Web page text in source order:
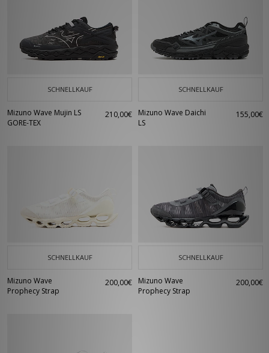
SCHNELLKAUF
Mizuno Wave Mujin LS
GORE-TEX
210,00€
SCHNELLKAUF
Mizuno Wave Daichi
LS
155,00€
SCHNELLKAUF
Mizuno Wave
Prophecy Strap
200,00€
SCHNELLKAUF
Mizuno Wave
Prophecy Strap
200,00€